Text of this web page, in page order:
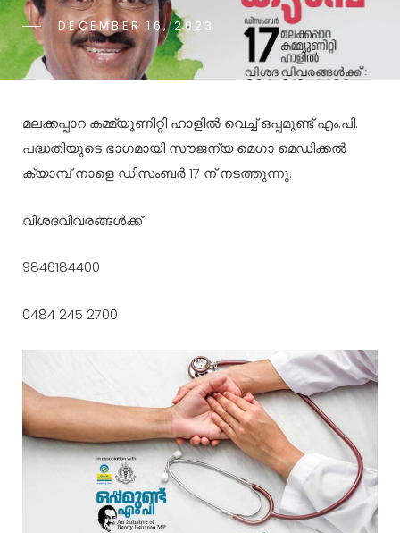
DECEMBER 16, 2023
മലക്കപ്പാറ കമ്മ്യൂണിറ്റി ഹാളിൽ വെച്ച് ഒപ്പമുണ്ട് എം.പി.
പദ്ധതിയുടെ ഭാഗമായി സൗജന്യ മെഗാ മെഡിക്കൽ
ക്യാമ്പ് നാളെ ഡിസംബർ 17 ന് നടത്തുന്നു.
വിശദവിവരങ്ങൾക്ക്
9846184400
0484 245 2700